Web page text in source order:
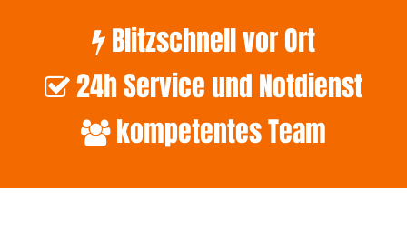
Blitzschnell vor Ort
24h Service und Notdienst
kompetentes Team